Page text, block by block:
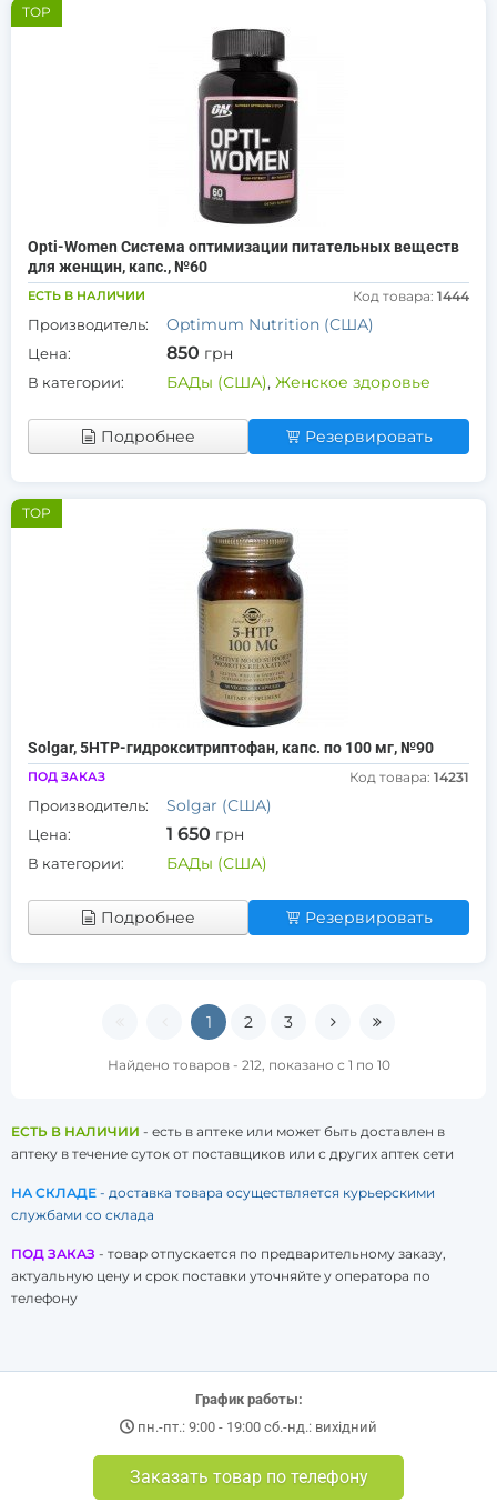
TOP
Opti-Women Система оптимизации питательных веществ
для женщин, капс., №60
ЕСТЬ В НАЛИЧИИ Код товара: 1444
Производитель: Optimum Nutrition (США)
Цена: 850 грн
В категории: БАДы (США), Женское здоровье
Подробнее Резервировать
TOP
Solgar, 5HTP-гидрокситриптофан, капс. по 100 мг, №90
ПОД ЗАКАЗ Код товара: 14231
Производитель: Solgar (США)
Цена: 1 650 грн
В категории: БАДы (США)
Подробнее Резервировать
1 2 3
Найдено товаров - 212, показано с 1 по 10
ЕСТЬ В НАЛИЧИИ - есть в аптеке или может быть доставлен в
аптеку в течение суток от поставщиков или с других аптек сети
НА СКЛАДЕ - доставка товара осуществляется курьерскими
службами со склада
ПОД ЗАКАЗ - товар отпускается по предварительному заказу,
актуальную цену и срок поставки уточняйте у оператора по
телефону
График работы:
пн.-пт.: 9:00 - 19:00 сб.-нд.: вихідний
Заказать товар по телефону